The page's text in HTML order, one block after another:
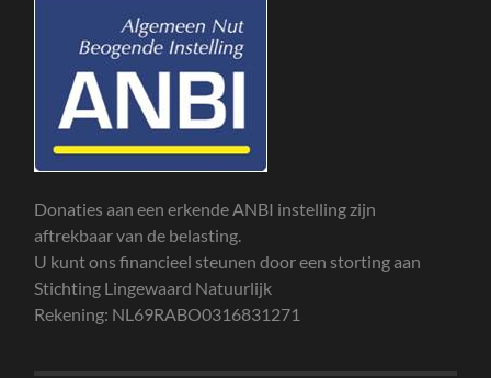
Donaties aan een erkende ANBI instelling zijn
aftrekbaar van de belasting.
U kunt ons financieel steunen door een storting aan
Stichting Lingewaard Natuurlijk
Rekening: NL69RABO0316831271